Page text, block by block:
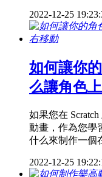
2022-12-25
如何讓你
么讓角色
如果您在
動畫，作為您學
什么來制作一個
2022-12-25